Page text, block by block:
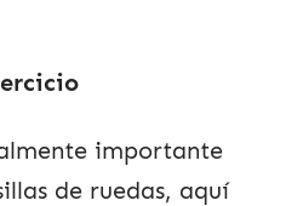
importante
de ruedas, aquí